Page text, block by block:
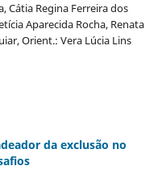
Cátia Regina Ferreira dos
Aparecida Rocha, Renata
Orient.: Vera Lúcia Lins
da exclusão no